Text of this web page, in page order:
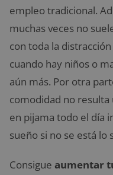
empleo tradicional.
muchas veces no
con toda la
cuando hay niños o
aún más. Por otra
comodidad no
en pijama todo el día
sueño si no se está
Consigue aumentar